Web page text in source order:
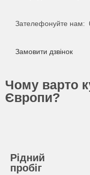
Зателефонуйте нам:
Замовити дзвінок
Чому варто
Європи?
Рідний
пробіг